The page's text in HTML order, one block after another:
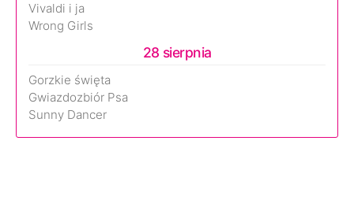
Vivaldi i ja
Wrong Girls
28 sierpnia
Gorzkie święta
Gwiazdozbiór Psa
Sunny Dancer